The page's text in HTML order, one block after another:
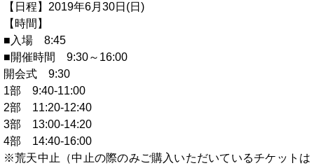
【日程】2019年6月30日(日)
【時間】
■入場 8:45
■開催時間 9:30～16:00
開会式 9:30
1部 9:40-11:00
2部 11:20-12:40
3部 13:00-14:20
4部 14:40-16:00
※荒天中止（中止の際のみご購入いただいているチケットは